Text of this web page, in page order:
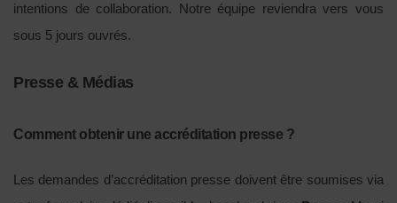
intentions de collaboration. Notre équipe reviendra vers vous
sous 5 jours ouvrés.
Presse & Médias
Comment obtenir une accréditation presse ?
Les demandes d’accréditation presse doivent être soumises via